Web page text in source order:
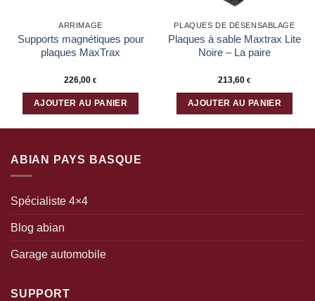
ARRIMAGE
Supports magnétiques pour
plaques MaxTrax
226,00 €
AJOUTER AU PANIER
PLAQUES DE DÉSENSABLAGE
Plaques à sable Maxtrax Lite
Noire – La paire
213,60 €
AJOUTER AU PANIER
ABIAN PAYS BASQUE
Spécialiste 4×4
Blog abian
Garage automobile
SUPPORT